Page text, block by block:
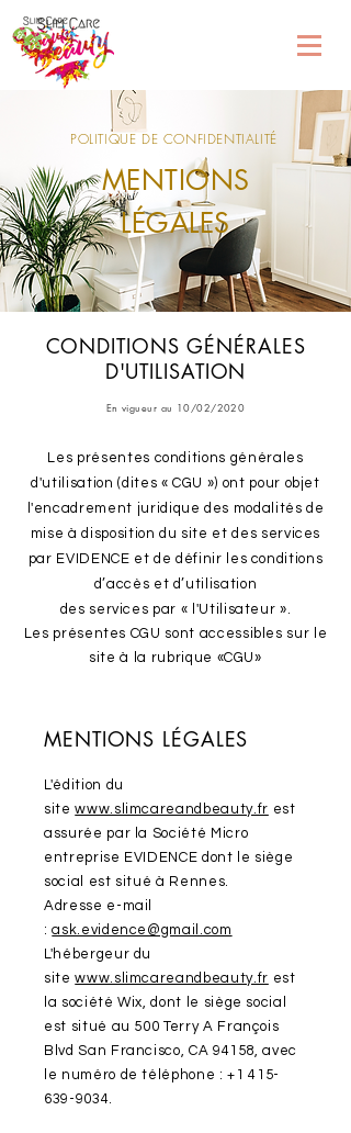
POLITIQUE DE CONFIDENTIALITÉ
MENTIONS
LÉGALES
CONDITIONS GÉNÉRALES
D'UTILISATION
En vigueur au 10/02/2020
Les présentes conditions générales
d'utilisation (dites « CGU ») ont pour objet
l'encadrement juridique des modalités de
mise à disposition du site et des services
par EVIDENCE et de définir les conditions
d’accès et d’utilisation
des services par « l'Utilisateur ».
Les présentes CGU sont accessibles sur le
site à la rubrique «CGU»
MENTIONS LÉGALES
L'édition du
sitewww.slimcareandbeauty.fr est
assurée par la Société Micro
entreprise EVIDENCE dont le siège
social est situé à Rennes.
Adresse e-mail
:ask.evidence@gmail.com
L'hébergeur du
sitewww.slimcareandbeauty.fr est
la société Wix, dont le siège social
est situé au 500 Terry A François
Blvd San Francisco, CA 94158, avec
le numéro de téléphone :+1 415-
639-9034.